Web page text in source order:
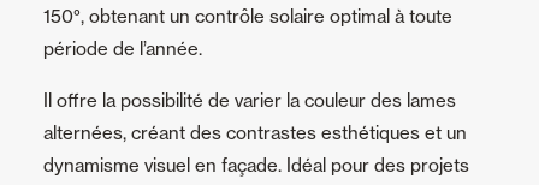
150°, obtenant un contrôle solaire optimal à toute
période de l’année.
Il offre la possibilité de varier la couleur des lames
alternées, créant des contrastes esthétiques et un
dynamisme visuel en façade. Idéal pour des projets